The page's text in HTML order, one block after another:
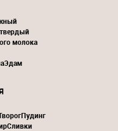
молока
Эдам
Пудинг
Сливки